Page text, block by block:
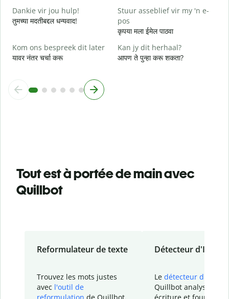
Dankie vir jou hulp!
तुमच्या मदतीबद्दल धन्यवाद!
Stuur asseblief vir my 'n e-
pos
कृपया मला ईमेल पाठवा
Kom ons bespreek dit later
यावर नंतर चर्चा करू
Kan jy dit herhaal?
आपण ते पुन्हा करू शकता?
Tout est à portée de main avec
Quillbot
Reformulateur de texte
Trouvez les mots justes
avec l'outil de
Détecteur d'IA
Le détecteur d'IA
Quillbot analyse votre